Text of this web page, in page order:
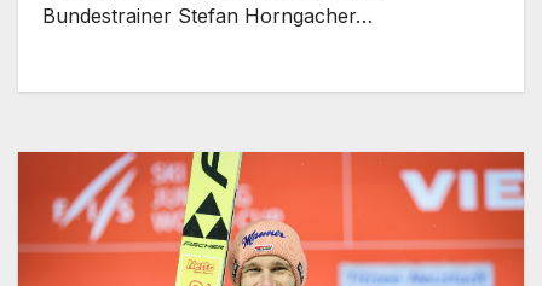
Bundestrainer Stefan Horngacher…